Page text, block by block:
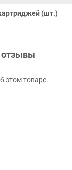
(шт.)
отзывы
этом товаре.